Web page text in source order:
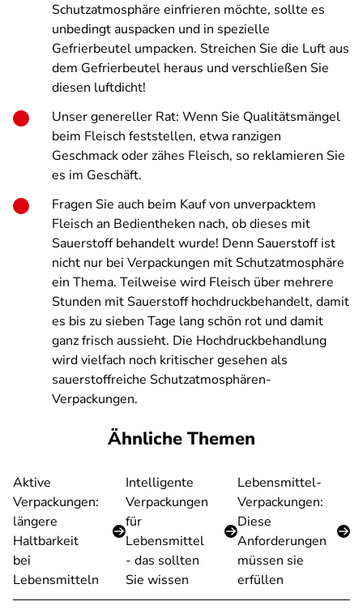
Schutzatmosphäre einfrieren möchte, sollte es
unbedingt auspacken und in spezielle
Gefrierbeutel umpacken. Streichen Sie die Luft aus
dem Gefrierbeutel heraus und verschließen Sie
diesen luftdicht!
Unser genereller Rat: Wenn Sie Qualitätsmängel
beim Fleisch feststellen, etwa ranzigen
Geschmack oder zähes Fleisch, so reklamieren Sie
es im Geschäft.
Fragen Sie auch beim Kauf von unverpacktem
Fleisch an Bedientheken nach, ob dieses mit
Sauerstoff behandelt wurde! Denn Sauerstoff ist
nicht nur bei Verpackungen mit Schutzatmosphäre
ein Thema. Teilweise wird Fleisch über mehrere
Stunden mit Sauerstoff hochdruckbehandelt, damit
es bis zu sieben Tage lang schön rot und damit
ganz frisch aussieht. Die Hochdruckbehandlung
wird vielfach noch kritischer gesehen als
sauerstoffreiche Schutzatmosphären-
Verpackungen.
Ähnliche Themen
Aktive
Verpackungen:
längere
Haltbarkeit
bei
Lebensmitteln
Intelligente
Verpackungen
für
Lebensmittel
- das sollten
Sie wissen
Lebensmittel-
Verpackungen:
Diese
Anforderungen
müssen sie
erfüllen